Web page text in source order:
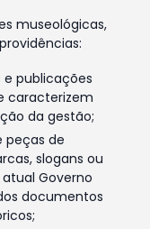
museológicas,
publicações
caracterizem
da gestão;
peças de
slogans ou
Governo
documentos